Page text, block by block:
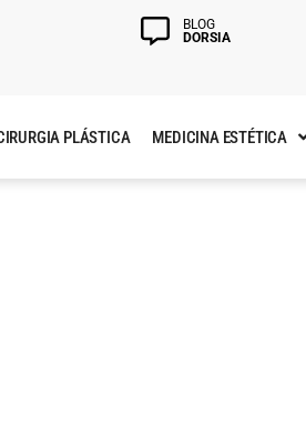
BLOG
DORSIA
PLÁSTICA MEDICINA ESTÉTICA